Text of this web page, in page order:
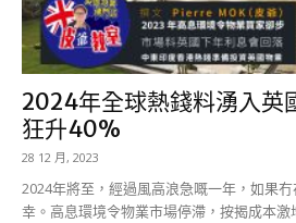
2024年全球熱錢料湧入英
狂升40%
28 12 月, 2023
2024年將至，經過風高浪急嘅一年，如果
幸。高息環境令物業市場停滯，按揭成本